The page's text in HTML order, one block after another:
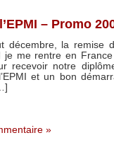
– Promo
décembre, la remise
je me rentre en
recevoir notre
et un bon
»